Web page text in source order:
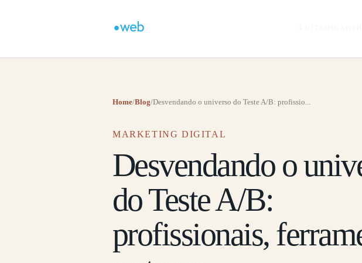
Home/Blog/Desvendando o universo do Teste A/B: profissio...
MARKETING DIGITAL
Desvendando o
do Teste A/B:
profissionais,